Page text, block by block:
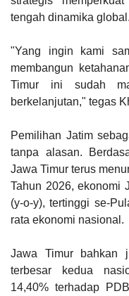
tengah dinamika global.
"Yang ingin kami
membangun
Timur ini sudah
berkelanjutan," tegas
Pemilihan Jatim
tanpa alasan.
Jawa Timur terus
Tahun 2026, ekonomi
(y-o-y), tertinggi se-
rata ekonomi nasional.
Jawa Timur bahkan
terbesar kedua
14,40% terhadap